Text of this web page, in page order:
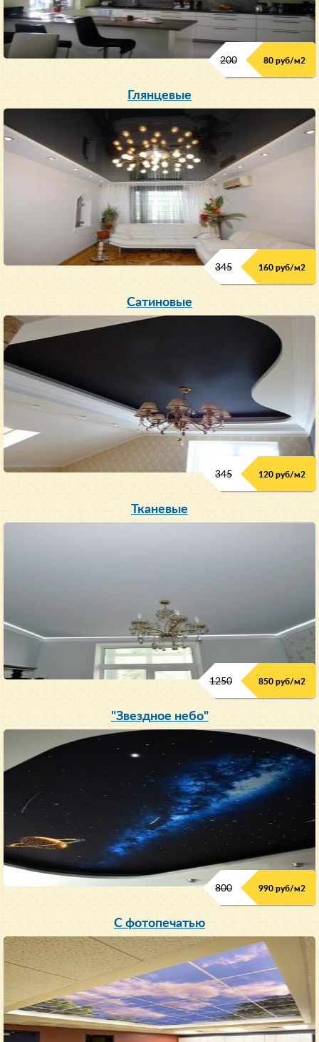
200 80 руб/м2
Глянцевые
345 160 руб/м2
Сатиновые
345 120 руб/м2
Тканевые
1250 850 руб/м2
"Звездное небо"
800 990 руб/м2
С фотопечатью